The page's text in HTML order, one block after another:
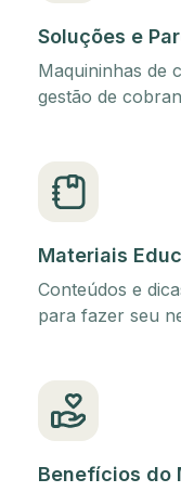
Soluções e
Maquininhas de
gestão de
Materiais
Conteúdos e
para fazer seu
Benefícios do